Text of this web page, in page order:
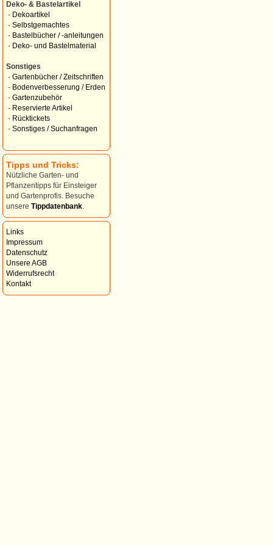
Deko- & Bastelartikel
- Dekoartikel
- Selbstgemachtes
- Bastelbücher / -anleitungen
- Deko- und Bastelmaterial
Sonstiges
- Gartenbücher / Zeitschriften
- Bodenverbesserung / Erden
- Gartenzubehör
- Reservierte Artikel
- Rücktickets
- Sonstiges / Suchanfragen
Tipps und Tricks:
Nützliche Garten- und
Pflanzentipps für Einsteiger
und Gartenprofis. Besuche
unsere Tippdatenbank
Links
Impressum
Datenschutz
Unsere AGB
Widerrufsrecht
Kontakt